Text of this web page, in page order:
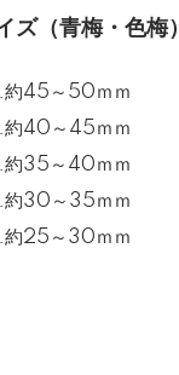
ズ（青梅・色梅）
約45～50ｍｍ
約40～45ｍｍ
約35～40ｍｍ
約30～35ｍｍ
約25～30ｍｍ